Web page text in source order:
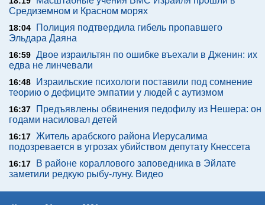
Средиземном и Красном морях
18:04
Полиция подтвердила гибель пропавшего
Эльдара Даяна
16:59 Двое израильтян по ошибке въехали в Дженин: их
едва не линчевали
16:48
Израильские психологи поставили под сомнение
теорию о дефиците эмпатии у людей с аутизмом
16:37
Предъявлены обвинения педофилу из Нешера: он
годами насиловал детей
16:17 Житель арабского района Иерусалима
подозревается в угрозах убийством депутату Кнессета
16:17
В районе кораллового заповедника в Эйлате
заметили редкую рыбу-луну. Видео